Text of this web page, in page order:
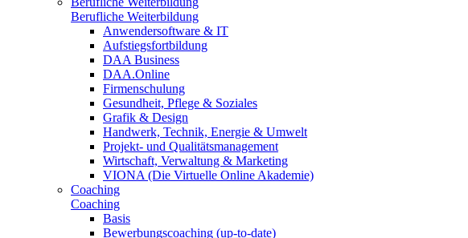
Berufliche Weiterbildung
Anwendersoftware & IT
Aufstiegsfortbildung
DAA Business
DAA.Online
Firmenschulung
Gesundheit, Pflege & Soziales
Grafik & Design
Handwerk, Technik, Energie & Umwelt
Projekt- und Qualitätsmanagement
Wirtschaft, Verwaltung & Marketing
VIONA (Die Virtuelle Online Akademie)
Coaching
Coaching
Basis
Bewerbungscoaching (up-to-date)